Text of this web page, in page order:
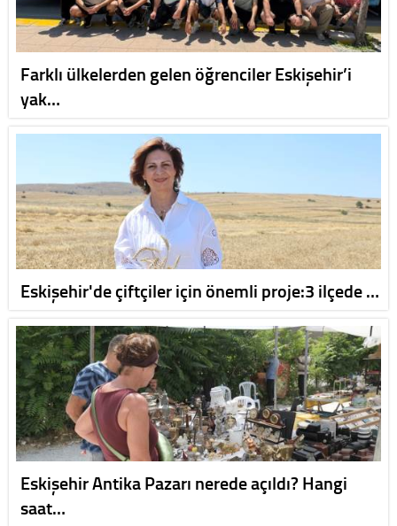
Farklı ülkelerden gelen öğrenciler Eskişehir’i
yak…
Eskişehir'de çiftçiler için önemli proje:3 ilçede …
Eskişehir Antika Pazarı nerede açıldı? Hangi
saat…